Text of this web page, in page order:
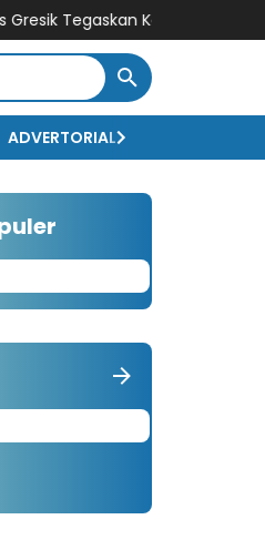
Komitmen Polri Dukung
ADVERTORIAL